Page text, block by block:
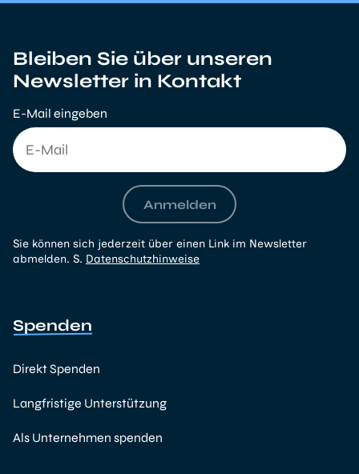
Bleiben Sie über unseren
Newsletter in Kontakt
E-Mail eingeben
Anmelden
Sie können sich jederzeit über einen Link im Newsletter
abmelden. S. Datenschutzhinweise
Spenden
Direkt Spenden
Langfristige Unterstützung
Als Unternehmen spenden